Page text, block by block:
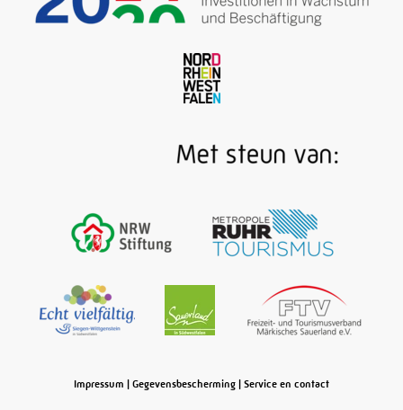
Impressum | Gegevensbescherming | Service en contact